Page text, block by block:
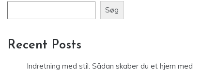
Søg
Recent Posts
Indretning med stil: Sådan skaber du et hjem med